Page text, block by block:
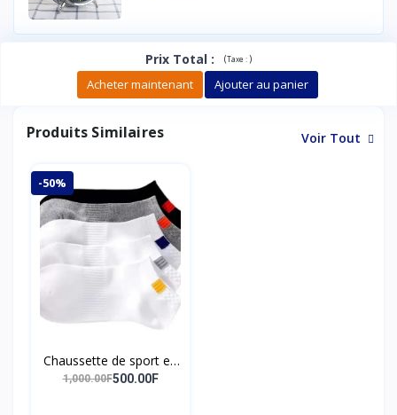
Prix Total : (Taxe :)
Acheter maintenant Ajouter au panier
Produits Similaires Voir Tout
-50%
Chaussette de sport en
polyester respirant
1,000.00F500.00F